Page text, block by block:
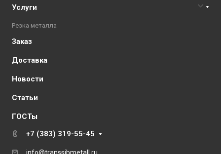
Услуги
Резка металла
Заказ
Доставка
Новости
Статьи
ГОСТы
+7 (383) 319-55-45